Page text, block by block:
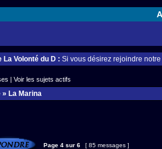
Volonté du D : Si vous désirez rejoindre
| Voir les sujets actifs
» La Marina
Page 4 sur 6 [ 85 messages ]